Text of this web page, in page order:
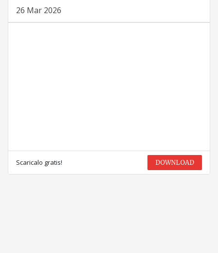
26 Mar 2026
Scaricalo gratis! DOWNLOAD